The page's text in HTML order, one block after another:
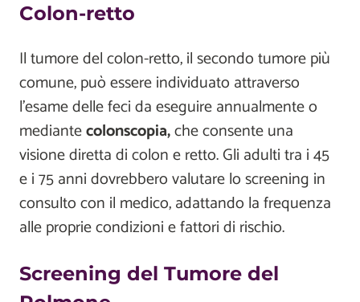
Colon-retto
Il tumore del colon-retto, il secondo tumore più
comune, può essere individuato attraverso
l'esame delle feci da eseguire annualmente o
mediantecolonscopia,che consente una
visione diretta di colon e retto. Gli adulti tra i 45
e i 75 anni dovrebbero valutare lo screening in
consulto con il medico, adattando la frequenza
alle proprie condizioni e fattori di rischio.
Screening del Tumore del